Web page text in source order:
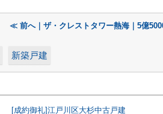
≪ 前へ｜ザ・クレストタワー熱海｜5億
新築戸建
[成約御礼]江戸川区大杉中古戸建